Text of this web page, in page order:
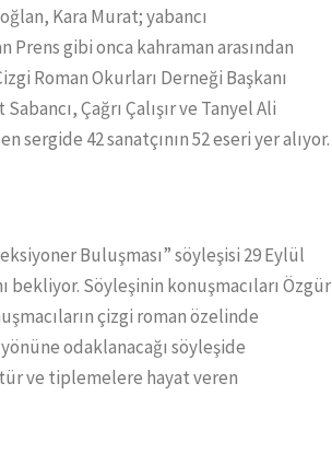
Kara Murat; yabancı
gibi onca kahraman arasından
Roman Okurları Derneği Başkanı
Çağrı Çalışır ve Tanyel Ali
42 sanatçının 52 eseri yer alıyor.
Buluşması” söyleşisi 29 Eylül
bekliyor. Söyleşinin konuşmacıları Özgür
çizgi roman özelinde
odaklanacağı söyleşide
ve tiplemelere hayat veren